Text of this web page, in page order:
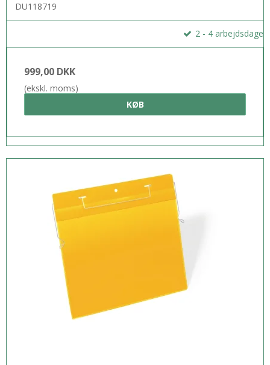
DU118719
2 - 4 arbejdsdage
999,00 DKK
(ekskl. moms)
KØB